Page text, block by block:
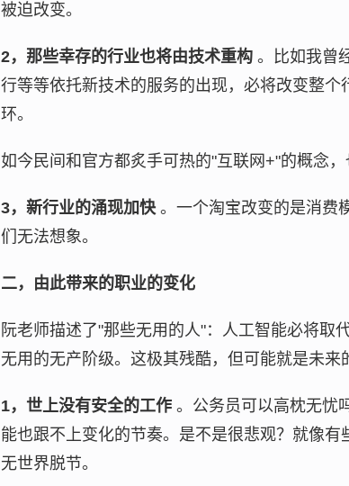
被迫改变。
2，那些幸存的行业也将由技术重构 。比如我曾
行等等依托新技术的服务的出现，必将改变整
环。
如今民间和官方都炙手可热的"互联网+"的概念
3，新行业的涌现加快。一个淘宝改变的是消费
们无法想象。
二，由此带来的职业的变化
阮老师描述了"那些无用的人"：人工智能必将取
无用的无产阶级。这极其残酷，但可能就是未来
1，世上没有安全的工作 。公务员可以高枕无忧
能也跟不上变化的节奏。是不是很悲观？就像
无世界脱节。